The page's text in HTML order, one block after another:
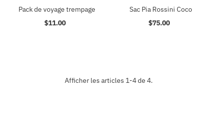
Pack de voyage trempage
Prix
$11.00
Sac Pia Rossini Coco
Prix
$75.00
Afficher les articles 1-4 de 4.